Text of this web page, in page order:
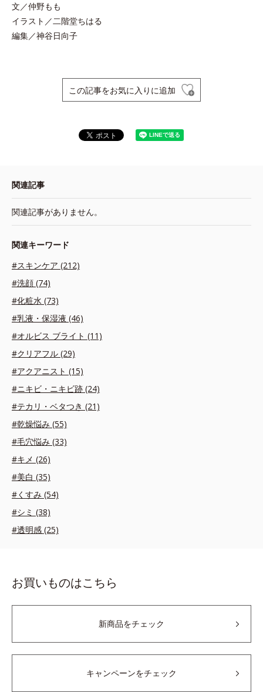
文／仲野もも
イラスト／二階堂ちはる
編集／神谷日向子
この記事をお気に入りに追加
関連記事
関連記事がありません。
関連キーワード
#スキンケア (212)
#洗顔 (74)
#化粧水 (73)
#乳液・保湿液 (46)
#オルビス ブライト (11)
#クリアフル (29)
#アクアニスト (15)
#ニキビ・ニキビ跡 (24)
#テカリ・ベタつき (21)
#乾燥悩み (55)
#毛穴悩み (33)
#キメ (26)
#美白 (35)
#くすみ (54)
#シミ (38)
#透明感 (25)
お買いものはこちら
新商品をチェック
キャンペーンをチェック